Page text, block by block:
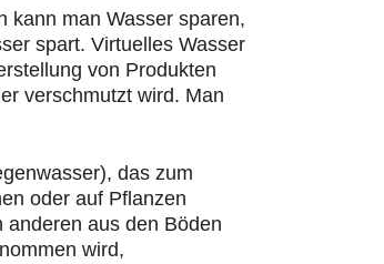
kann man Wasser sparen,
spart. Virtuelles Wasser
von Produkten
verschmutzt wird. Man
das zum
oder auf Pflanzen
anderen aus den Böden
wird,